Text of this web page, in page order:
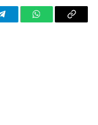
TelegramWhatsAppCopy